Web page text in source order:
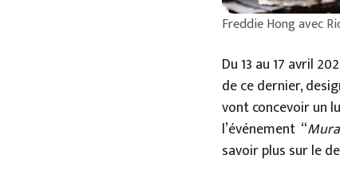
Freddie Hong avec
Du 13 au 17 avril
de ce dernier,
vont concevoir un
l’événement “
savoir plus sur le